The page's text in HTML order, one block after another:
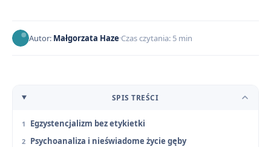
Autor: Małgorzata Haze Czas czytania: 5 min
SPIS TREŚCI
Egzystencjalizm bez etykietki
Psychoanaliza i nieświadome życie gęby